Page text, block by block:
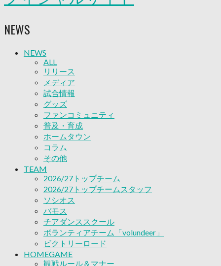
2026/27トップチームスタッフ
ボランティアチーム「volundeer」
ビクトリーロード
HOMEGAME
観戦ルール＆マナー
ホームゲーム運営管理規定
Jリーグ運営管理規定
写真・動画使用ガイドライン
ロートフィールド奈良
SCHEDULE
2026/27
練習見学時のファンサービスについて
TICKET
奈良クラブ明治安田J3リーグ2026/27シーズン試
合観戦チケット
奈良クラブ明治安田Ｊ3リーグ 2026/27シーズン
「鹿パス」
観戦ルール＆マナー
FANCOMMUNITY
2026/27ファンコミュニティ
サポートショップ
GOODS
NEWS
NEWS
ALL
リリース
メディア
試合情報
グッズ
ファンコミュニティ
普及・育成
ホームタウン
コラム
その他
TEAM
2026/27トップチーム
2026/27トップチームスタッフ
ソシオス
バモス
チアダンススクール
ボランティアチーム「volundeer」
ビクトリーロード
HOMEGAME
観戦ルール＆マナー